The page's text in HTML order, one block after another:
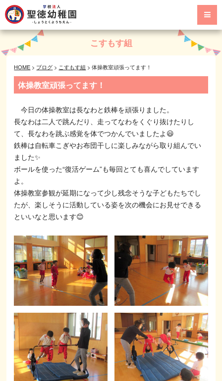
こすもす組
HOME > ブログ > こすもす組 >体操教室頑張ってます！
体操教室頑張ってます！
今日の体操教室は長なわと鉄棒を頑張りました。
長なわは二人で跳んだり、走ってなわをくぐり抜けたりし
て、長なわを跳ぶ感覚を体でつかんでいましたよ😃
鉄棒は自転車こぎやお布団干しに楽しみながら取り組んでい
ました✨
ボールを使った“復活ゲーム”も毎回とても喜んでしています
よ。
体操教室参観が延期になって少し残念そうな子どもたちでし
たが、楽しそうに活動している姿を次の機会にお見せできる
といいなと思います😊